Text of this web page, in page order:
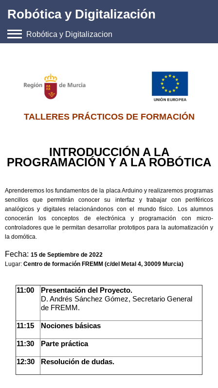
Robótica y Digitalización
Robótica y Digitalizacion
Noticias
Formación
Agenda
Contacto
TALLERES PRÁCTICOS DE FORMACIÓN
INTRODUCCIÓN A LA
PROGRAMACIÓN Y A LA ROBÓTICA
Aprenderemos los fundamentos de la placa Arduino y realizaremos programas
sencillos que permitirán conocer su interfaz y trabajar con periféricos
analógicos y digitales relacionándonos con el mundo físico. Los alumnos
conocerán los conceptos de electrónica y programación con micro-
controladores que le permitan desarrollar prototipos para la automatización y
la domótica.
Fecha: 15 de Septiembre de 2022
Lugar: Centro de formación FREMM (c/del Metal 4, 30009 Murcia)
11:00
Presentación del Proyecto.
D. Andrés Sánchez Gómez, Secretario General
de FREMM.
11:15 Nociones básicas
11:30 Parte práctica
12:30 Resolución de dudas.